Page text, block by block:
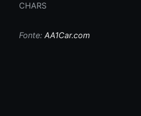
CHARS
Fonte:AA1Car.com